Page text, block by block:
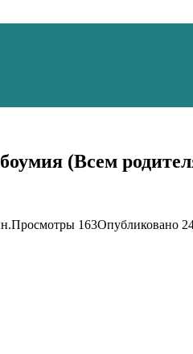
(Всем
Просмотры 163Опубликовано